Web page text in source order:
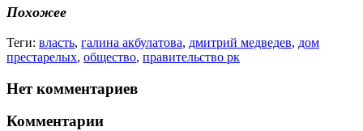
Похожее
Теги: власть, галина акбулатова, дмитрий медведев, дом
престарелых, общество, правительство рк
Нет комментариев
Комментарии